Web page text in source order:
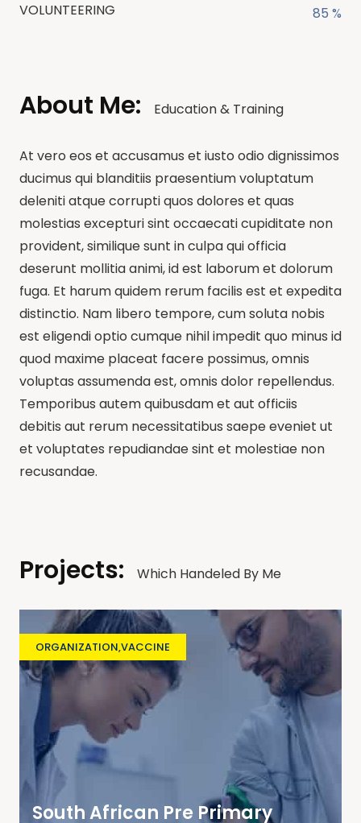
85 %
VOLUNTEERING
About Me: Education & Training
At vero eos et accusamus et iusto odio dignissimos
ducimus qui blanditiis praesentium voluptatum
deleniti atque corrupti quos dolores et quas
molestias excepturi sint occaecati cupiditate non
provident, similique sunt in culpa qui officia
deserunt mollitia animi, id est laborum et dolorum
fuga. Et harum quidem rerum facilis est et expedita
distinctio. Nam libero tempore, cum soluta nobis
est eligendi optio cumque nihil impedit quo minus id
quod maxime placeat facere possimus, omnis
voluptas assumenda est, omnis dolor repellendus.
Temporibus autem quibusdam et aut officiis
debitis aut rerum necessitatibus saepe eveniet ut
et voluptates repudiandae sint et molestiae non
recusandae.
Projects: Which Handeled By Me
ORGANIZATION,VACCINE
South African Pre Primary